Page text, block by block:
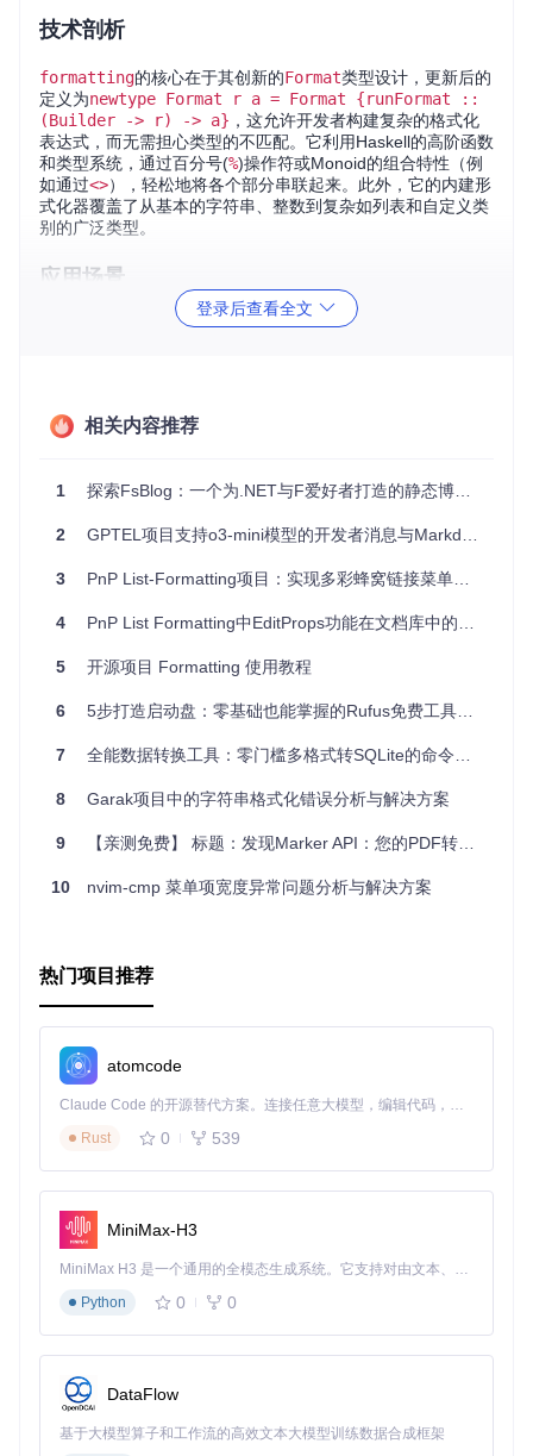
技术剖析
formatting的核心在于其创新的Format类型设计，更新后的
定义为newtype Format r a = Format {runFormat ::
(Builder -> r) -> a} ，这允许开发者构建复杂的格式化
表达式，而无需担心类型的不匹配。它利用Haskell的高阶函数
和类型系统，通过百分号(%)操作符或Monoid的组合特性（例
如通过<>），轻松地将各个部分串联起来。此外，它的内建形
式化器覆盖了从基本的字符串、整数到复杂如列表和自定义类
别的广泛类型。
应用场景
在实际应用中，无论是构建日志条目、生成报告、格式化输出
硬编码字符串导致的潜在错误，提高了代码的可靠性。
同时确保非数字输入在编译期就被拦截，避免了逻辑漏洞。
项目特点
：强类型保障，减少运行时错误。
灵活性：支持多种输出类型（如String、Data.Text及其
复合格式化变得简单。
的构造。
能迅速上手，提高开发效率。
下的需求定制。
总之， formatting
库以其独特的设计思路和对类型系统的充
于追求代码健壮性和高效性的开发者来说，无疑是一个值得深
rmatting 一起探索更安全、更高效的编码之道吧！
登录后查看全文
相关内容推荐
1 探索FsBlog：一个为.NET与F爱好者打造的静态博客引擎
2 GPTEL项目支持o3-mini模型的开发者消息与Markdown格式化功能解析
3 PnP List-Formatting项目：实现多彩蜂窝链接菜单的自定义样式
4 PnP List Formatting中EditProps功能在文档库中的编辑模式问题解析
5 开源项目 Formatting 使用教程
6 5步打造启动盘：零基础也能掌握的Rufus免费工具使用指南
7 全能数据转换工具：零门槛多格式转SQLite的命令行神器
8 Garak项目中的字符串格式化错误分析与解决方案
9 【亲测免费】 标题：发现Marker API：您的PDF转Markdown新神器！
10 nvim-cmp 菜单项宽度异常问题分析与解决方案
热门项目推荐
atomcode
Claude Code 的开源替代方案。连接任意大模型，编辑代码，运行命令，自动验证 — 全自动执行。用 Rust 构建，极致性能。 ｜ An open-source alternative to Claude Code. Connect any LLM, edit code, run commands, and verify changes — autonomously. Built in Rust for speed. Get Started
Rust
0 539
MiniMax-H3
MiniMax H3 是一个通用的全模态生成系统。它支持对由文本、图像、视频和音频组成的多模态上下文进行统一理解，并能生成分辨率高达 2K、时长可达 15 秒的带原生立体声音频的视频。得益于面向任务泛化的系统设计，H3 在预训练阶段就已具备广泛的多模态上下文理解与生成能力，能够出色地执行复杂的多模态指令。
Python
0 0
DataFlow
基于大模型算子和工作流的高效文本大模型训练数据合成框架